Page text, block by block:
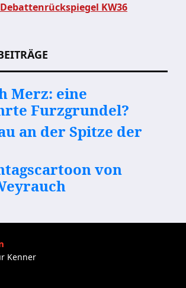
KW36
Merz: eine
Furzgrundel?
an der Spitze der
von
Kenner